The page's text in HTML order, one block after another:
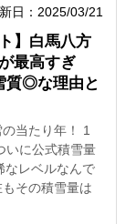
日：2025/03/21
】白馬八方
最高すぎ
質◎な理由と
当たり年！ 1
いに公式積雪量
なレベルなんで
その積雪量は